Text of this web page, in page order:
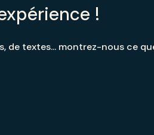
!
de textes... montrez-nous ce